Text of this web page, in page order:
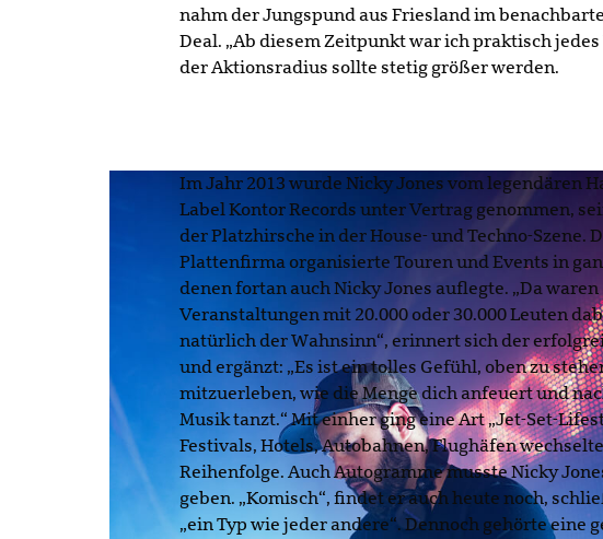
nahm der Jungspund aus Friesland im
Deal. „Ab diesem Zeitpunkt war ich praktisch
der Aktionsradius sollte stetig größer werden.
Im Jahr 2013 wurde Nicky Jones vom legendären
Label Kontor Records unter Vertrag genommen,
der Platzhirsche in der House- und Techno-Szene.
Plattenfirma organisierte Touren und Events in
denen fortan auch Nicky Jones auflegte. „Da waren
Veranstaltungen mit 20.000 oder 30.000 Leuten
natürlich der Wahnsinn“, erinnert sich der
und ergänzt: „Es ist ein tolles Gefühl, oben zu
mitzuerleben, wie die Menge dich anfeuert und
Musik tanzt.“ Mit einher ging eine Art „Jet-Set-
Festivals, Hotels, Autobahnen, Flughäfen
Reihenfolge. Auch Autogramme musste Nicky
geben. „Komisch“, findet er auch heute noch,
„ein Typ wie jeder andere“. Dennoch gehörte eine